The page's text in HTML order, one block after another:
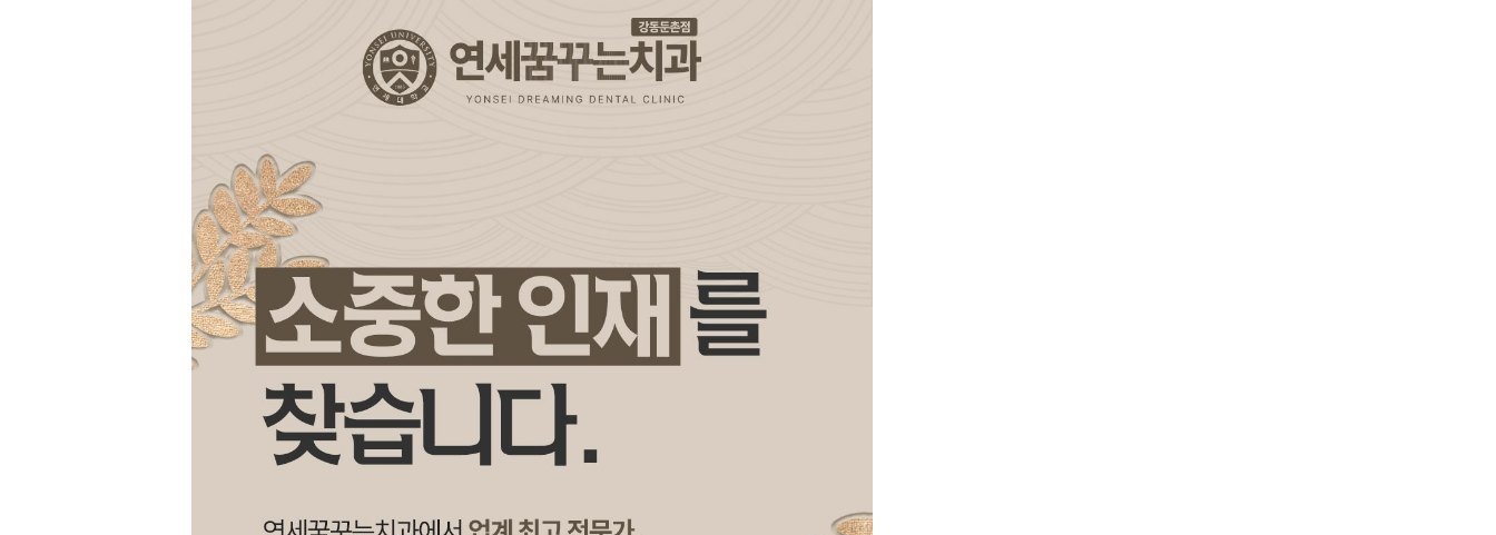
(일요일 희망자 조율)
(월 1회만 진료, 진료팀 1명만)